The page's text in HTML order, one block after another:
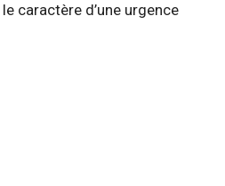
caractère d’une urgence